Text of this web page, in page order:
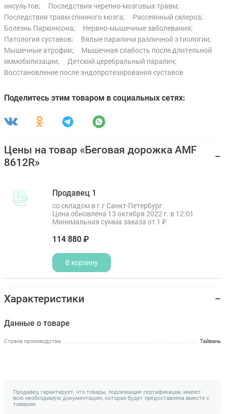
инсультов; Последствия черепно-мозговых травм;
Последствия травм спинного мозга; Рассеянный склероз;
Болезнь Паркинсона; Нервно-мышечные заболевания;
Патология суставов; Вялые параличи различной этиологии;
Мышечные атрофии; Мышечная слабость после длительной
иммобилизации; Детский церебральный паралич;
Восстановление после эндопротезирования суставов
Поделитесь этим товаром в социальных сетях:
Цены на товар «Беговая дорожка AMF
8612R»
Продавец 1
со складом в г.г Санкт-Петербург
Цена обновлена 13 октября 2022 г. в 12:01
Минимальная сумма заказа от 1 ₽
114 880 ₽
В корзину
Характеристики
Данные о товаре
Страна производства Тайвань
Продавец гарантирует, что товары, подлежащие сертификации, имеют
всю необходимую документацию, которая будет предоставлена вместе с
товаром.